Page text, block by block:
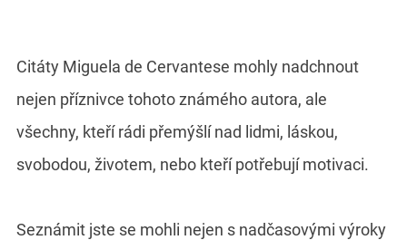
Citáty Miguela de Cervantese mohly nadchnout
nejen příznivce tohoto známého autora, ale
všechny, kteří rádi přemýšlí nad lidmi, láskou,
svobodou, životem, nebo kteří potřebují motivaci.
Seznámit jste se mohli nejen s nadčasovými výroky